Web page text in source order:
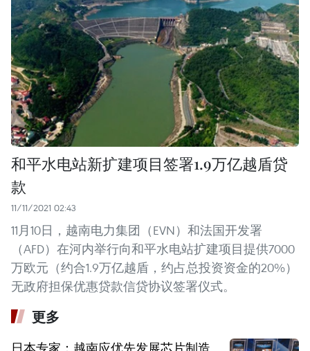
和平水电站新扩建项目签署1.9万亿越盾贷
款
11/11/2021 02:43
11月10日，越南电力集团（EVN）和法国开发署
（AFD）在河内举行向和平水电站扩建项目提供7000
万欧元（约合1.9万亿越盾，约占总投资资金的20%）
无政府担保优惠贷款信贷协议签署仪式。
更多
日本专家：越南应优先发展芯片制造